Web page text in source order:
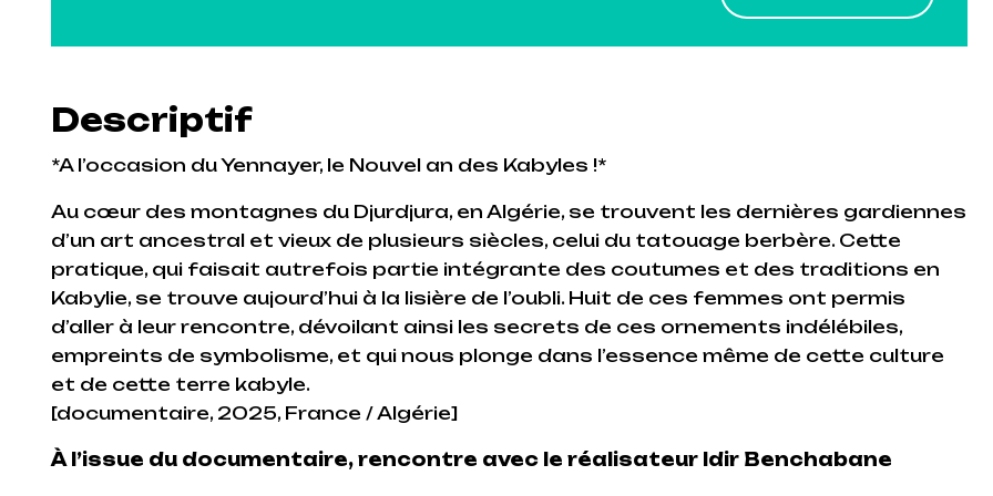
Descriptif
*A l’occasion du Yennayer, le Nouvel an des Kabyles !*
Au cœur des montagnes du Djurdjura, en Algérie, se trouvent les dernières gardiennes
d’un art ancestral et vieux de plusieurs siècles, celui du tatouage berbère. Cette
pratique, qui faisait autrefois partie intégrante des coutumes et des traditions en
Kabylie, se trouve aujourd’hui à la lisière de l’oubli. Huit de ces femmes ont permis
d’aller à leur rencontre, dévoilant ainsi les secrets de ces ornements indélébiles,
empreints de symbolisme, et qui nous plonge dans l’essence même de cette culture
et de cette terre kabyle.
[documentaire, 2025, France / Algérie]
À l’issue du documentaire, rencontre avec le réalisateur Idir Benchabane